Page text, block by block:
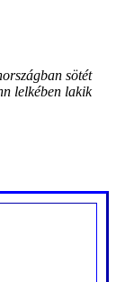
sötét
lelkében lakik